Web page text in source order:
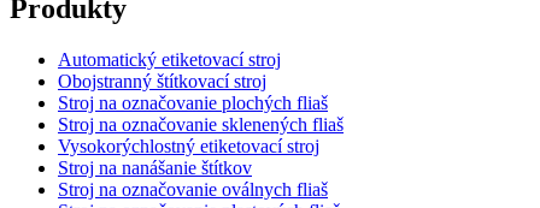
Produkty
Automatický etiketovací stroj
Obojstranný štítkovací stroj
Stroj na označovanie plochých fliaš
Stroj na označovanie sklenených fliaš
Vysokorýchlostný etiketovací stroj
Stroj na nanášanie štítkov
Stroj na označovanie oválnych fliaš